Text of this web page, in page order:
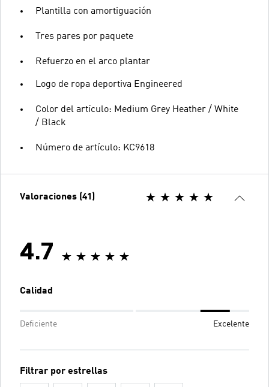
Plantilla con amortiguación
Tres pares por paquete
Refuerzo en el arco plantar
Logo de ropa deportiva Engineered
Color del artículo: Medium Grey Heather / White
/ Black
Número de artículo: KC9618
Valoraciones (41)
4.7
Calidad
Deficiente Excelente
Filtrar por estrellas